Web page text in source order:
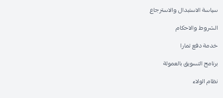
سياسة الاستبدال والاسترجاع
الشروط والاحكام
خدمة دفع تمارا
برنامج التسويق بالعمولة
نظام الولاء